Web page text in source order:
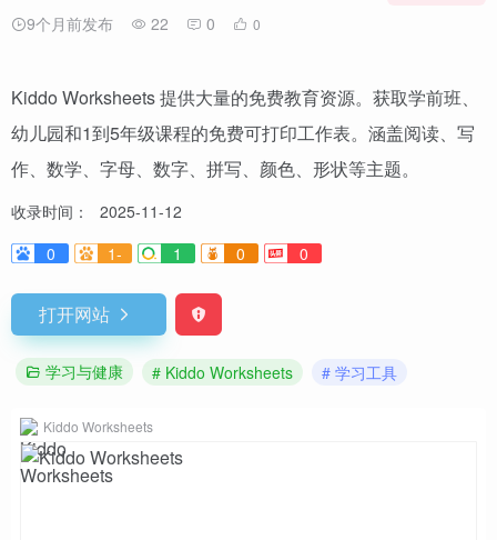
9个月前发布 22 0 0
Kiddo Worksheets 提供大量的免费教育资源。获取学前班、
幼儿园和1到5年级课程的免费可打印工作表。涵盖阅读、写
作、数学、字母、数字、拼写、颜色、形状等主题。
收录时间：
2025-11-12
0
1- 1 0 0
打开网站
学习与健康 # Kiddo Worksheets # 学习工具
Kiddo Worksheets